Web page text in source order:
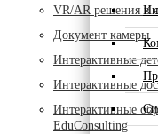
VR/AR решения в
Документ камеры
Интерактивные
Интерактивные
Интерактивные
EduConsulting